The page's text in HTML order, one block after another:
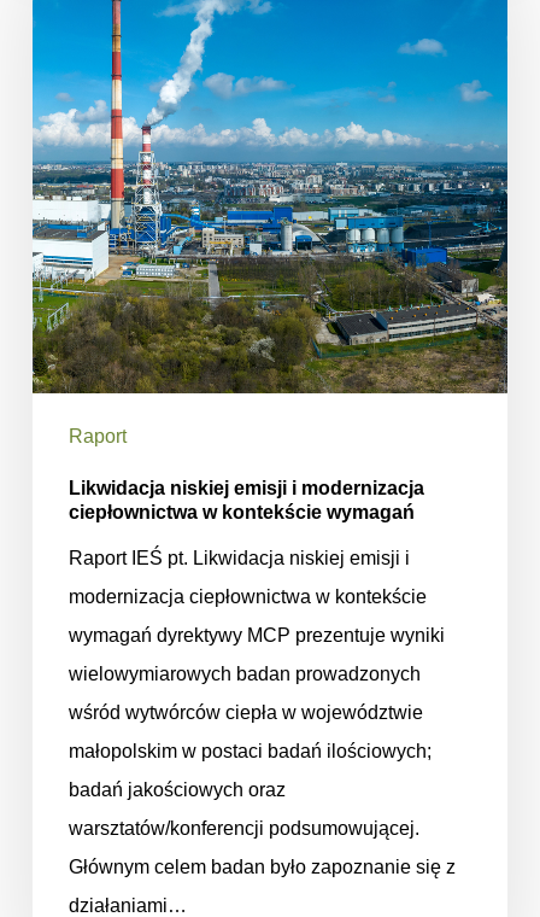
emisji
modernizacja
ciepłownictwa
w
kontekście
wymagań
Raport
Likwidacja niskiej emisji i modernizacja
ciepłownictwa w kontekście wymagań
Raport IEŚ pt. Likwidacja niskiej emisji i
modernizacja ciepłownictwa w kontekście
wymagań dyrektywy MCP prezentuje wyniki
wielowymiarowych badan prowadzonych
wśród wytwórców ciepła w województwie
małopolskim w postaci badań ilościowych;
badań jakościowych oraz
warsztatów/konferencji podsumowującej.
Głównym celem badan było zapoznanie się z
działaniami…